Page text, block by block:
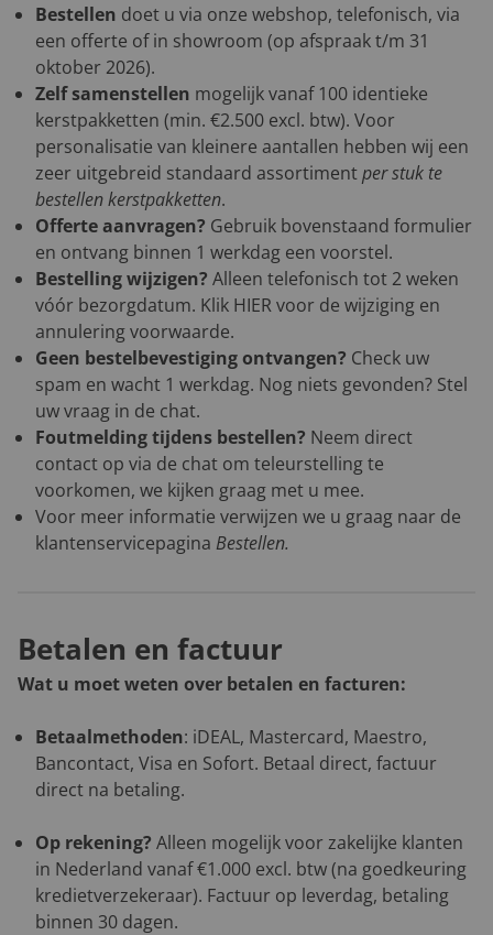
Bestellen doet u via onze webshop, telefonisch, via
een offerte of in showroom (op afspraak t/m 31
oktober 2026).
Zelf samenstellen mogelijk vanaf 100 identieke
kerstpakketten (min. €2.500 excl. btw). Voor
personalisatie van kleinere aantallen hebben wij een
zeer uitgebreid standaard assortimentper stuk te
bestellen kerstpakketten.
Offerte aanvragen? Gebruik bovenstaand formulier
en ontvang binnen 1 werkdag een voorstel.
Bestelling wijzigen? Alleen telefonisch tot 2 weken
vóór bezorgdatum. Klik HIERvoor de wijziging en
annulering voorwaarde.
Geen bestelbevestiging ontvangen? Check uw
spam en wacht 1 werkdag. Nog niets gevonden? Stel
uw vraag in de chat.
Foutmelding tijdens bestellen? Neem direct
contact op via de chat om teleurstelling te
voorkomen, we kijken graag met u mee.
Voor meer informatie verwijzen we u graag naar de
klantenservicepagina Bestellen.
Betalen en factuur
Wat u moet weten over betalen en facturen:
Betaalmethoden: iDEAL, Mastercard, Maestro,
Bancontact, Visa en Sofort. Betaal direct, factuur
direct na betaling.
Op rekening? Alleen mogelijk voor zakelijke klanten
in Nederland vanaf €1.000 excl. btw (na goedkeuring
kredietverzekeraar). Factuur op leverdag, betaling
binnen 30 dagen.